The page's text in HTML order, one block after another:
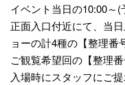
イベント当日の10:00～
正面入口付近にて、当
ョーの計4種の【整理番
ご観覧希望回の【整理
入場時にスタッフにご提